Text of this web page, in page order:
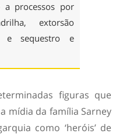
a processos por
extorsão
e sequestro e
figuras que
mídia da família Sarney
como ‘heróis’ de